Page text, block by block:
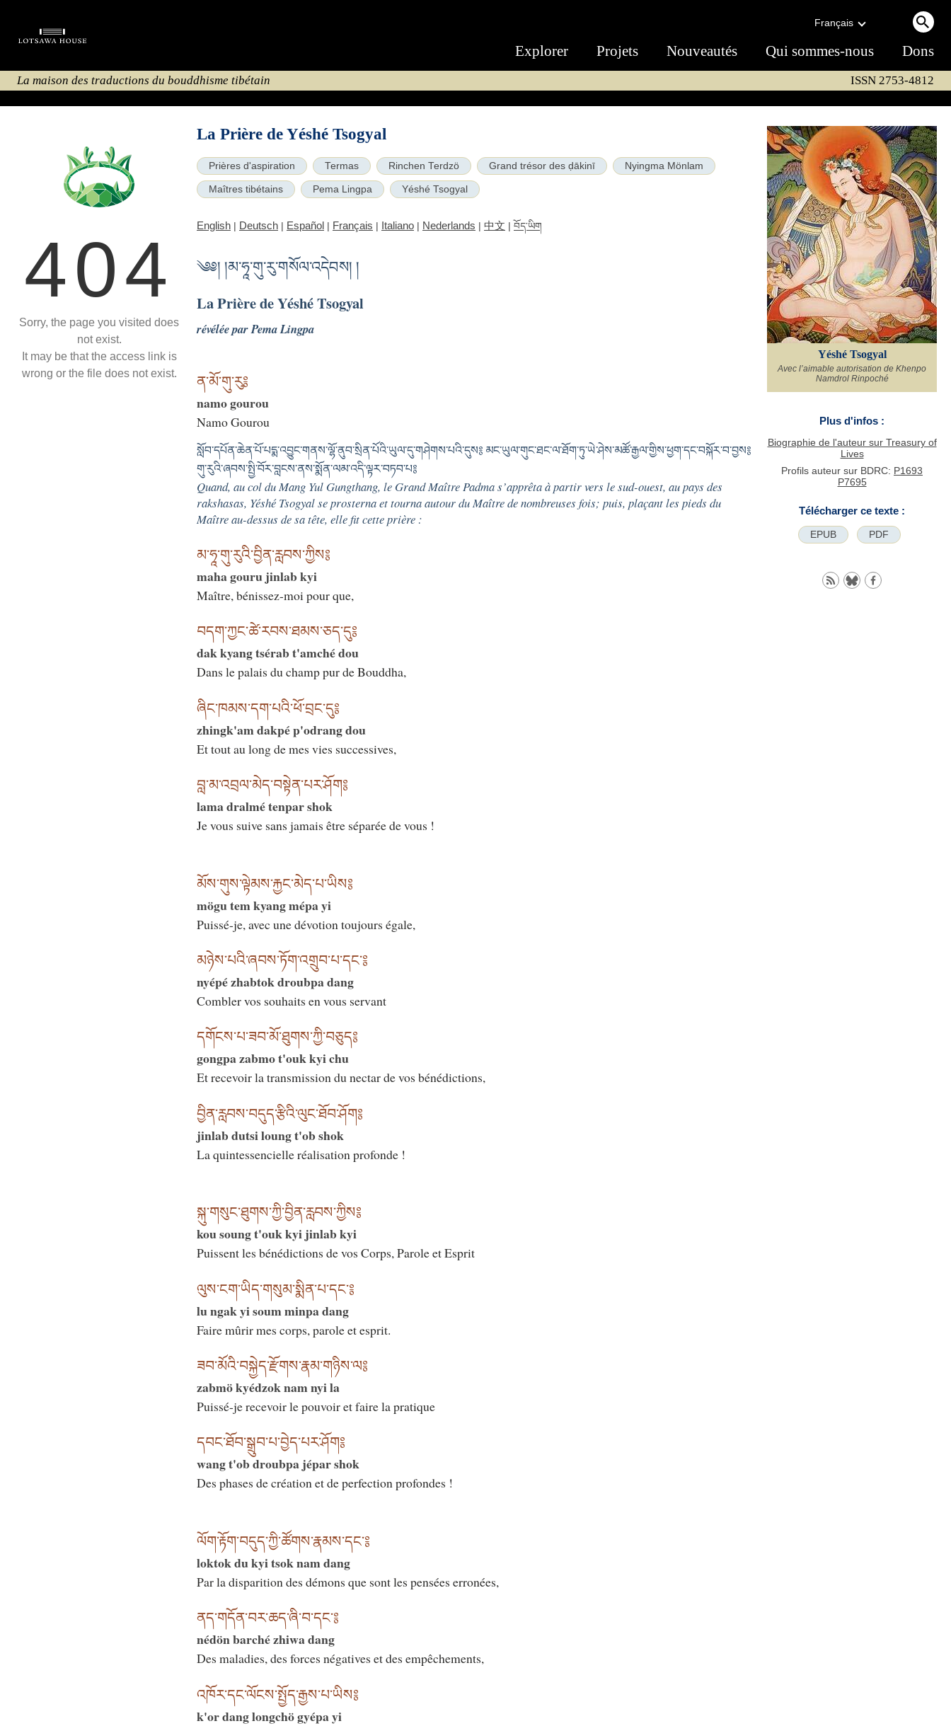
Français
Explorer Projets Nouveautés Qui sommes-nous Dons
La maison des traductions du bouddhisme tibétain ISSN 2753-4812
404
Sorry, the page you visited does
not exist.
It may be that the access link is
wrong or the file does not exist.
La Prière de Yéshé Tsogyal
Prières d'aspiration Termas Rinchen Terdzö Grand trésor des ḍākinī Nyingma Mönlam
Maîtres tibétains Pema Lingpa Yéshé Tsogyal
English | Deutsch | Español | Français | Italiano | Nederlands | 中文 | བོད་ཡིག
༄༅། །མ་ཧཱ་གུ་རུ་གསོལ་འདེབས། །
La Prière de Yéshé Tsogyal
révélée par Pema Lingpa
ན་མོ་གུ་རུ༔
namo gourou
Namo Gourou
སློབ་དཔོན་ཆེན་པོ་པདྨ་འབྱུང་གནས་ལྷོ་ནུབ་སྲིན་པོའི་ཡུལ་དུ་གཤེགས་པའི་དུས༔ མང་ཡུལ་གུང་ཐང་ལ་ཐོག་ཏུ་ཡེ་ཤེས་མཚོ་རྒྱལ་གྱིས་ཕྱག་དང་བསྐོར་བ་བྱས༔
གུ་རུའི་ཞབས་སྤྱི་བོར་བླངས་ནས་སྨོན་ལམ་འདི་ལྟར་བཏབ་པ༔
Quand, au col du Mang Yul Gungthang, le Grand Maître Padma s’apprêta à partir vers le sud-ouest, au pays des
rakshasas, Yéshé Tsogyal se prosterna et tourna autour du Maître de nombreuses fois; puis, plaçant les pieds du
Maître au-dessus de sa tête, elle fit cette prière :
མ་ཧཱ་གུ་རུའི་བྱིན་རླབས་ཀྱིས༔
maha gouru jinlab kyi
Maître, bénissez-moi pour que,
བདག་ཀྱང་ཚེ་རབས་ཐམས་ཅད་དུ༔
dak kyang tsérab t'amché dou
Dans le palais du champ pur de Bouddha,
ཞིང་ཁམས་དག་པའི་ཕོ་བྲང་དུ༔
zhingk'am dakpé p'odrang dou
Et tout au long de mes vies successives,
བླ་མ་འབྲལ་མེད་བསྟེན་པར་ཤོག༔
lama dralmé tenpar shok
Je vous suive sans jamais être séparée de vous !
མོས་གུས་ལྟེམས་རྐྱང་མེད་པ་ཡིས༔
mögu tem kyang mépa yi
Puissé-je, avec une dévotion toujours égale,
མཉེས་པའི་ཞབས་ཏོག་འགྲུབ་པ་དང་༔
nyépé zhabtok droubpa dang
Combler vos souhaits en vous servant
དགོངས་པ་ཟབ་མོ་ཐུགས་ཀྱི་བཅུད༔
gongpa zabmo t'ouk kyi chu
Et recevoir la transmission du nectar de vos bénédictions,
བྱིན་རླབས་བདུད་རྩིའི་ལུང་ཐོབ་ཤོག༔
jinlab dutsi loung t'ob shok
La quintessencielle réalisation profonde !
སྐུ་གསུང་ཐུགས་ཀྱི་བྱིན་རླབས་ཀྱིས༔
kou soung t'ouk kyi jinlab kyi
Puissent les bénédictions de vos Corps, Parole et Esprit
ལུས་ངག་ཡིད་གསུམ་སྨིན་པ་དང་༔
lu ngak yi soum minpa dang
Faire mûrir mes corps, parole et esprit.
ཟབ་མོའི་བསྐྱེད་རྫོགས་རྣམ་གཉིས་ལ༔
zabmö kyédzok nam nyi la
Puissé-je recevoir le pouvoir et faire la pratique
དབང་ཐོབ་སྒྲུབ་པ་བྱེད་པར་ཤོག༔
wang t'ob droubpa jépar shok
Des phases de création et de perfection profondes !
ལོག་རྟོག་བདུད་ཀྱི་ཚོགས་རྣམས་དང་༔
loktok du kyi tsok nam dang
Par la disparition des démons que sont les pensées erronées,
ནད་གདོན་བར་ཆད་ཞི་བ་དང་༔
nédön barché zhiwa dang
Des maladies, des forces négatives et des empêchements,
འཁོར་དང་ལོངས་སྤྱོད་རྒྱས་པ་ཡིས༔
k'or dang longchö gyépa yi
Yéshé Tsogyal
Avec l’aimable autorisation de Khenpo
Namdrol Rinpoché
Plus d'infos :
Biographie de l'auteur sur Treasury of
Lives
Profils auteur sur BDRC: P1693
P7695
Télécharger ce texte :
EPUB PDF